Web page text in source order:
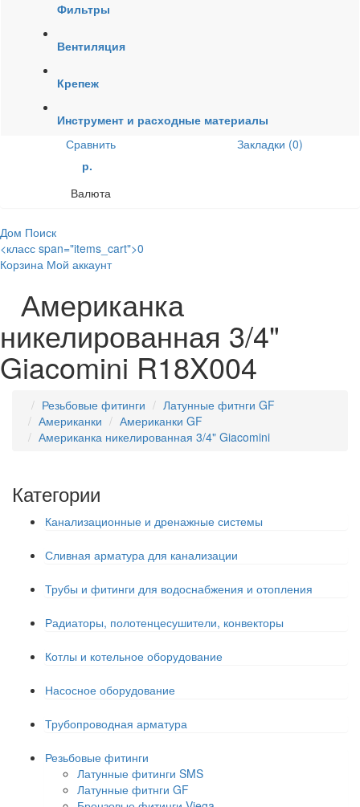
Фильтры
Вентиляция
Крепеж
Инструмент и расходные материалы
Сравнить
Закладки (0)
р.
Валюта
Дом Поиск
<класс span="items_cart">0
Корзина Мой аккаунт
Американка
никелированная 3/4"
Giacomini R18X004
Резьбовые фитинги
Латунные фитнги GF
Американки
Американки GF
Американка никелированная 3/4" Giacomini
Категории
Канализационные и дренажные системы
Сливная арматура для канализации
Трубы и фитинги для водоснабжения и отопления
Радиаторы, полотенцесушители, конвекторы
Котлы и котельное оборудование
Насосное оборудование
Трубопроводная арматура
Резьбовые фитинги
Латунные фитинги SMS
Латунные фитнги GF